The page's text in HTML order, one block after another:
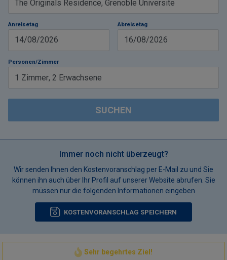
Anreisetag
14/08/2026
Abreisetag
16/08/2026
Personen/Zimmer
1 Zimmer, 2 Erwachsene
SUCHEN
Immer noch nicht überzeugt?
Wir senden Ihnen den Kostenvoranschlag per E-Mail zu und Sie
können ihn auch über Ihr Profil auf unserer Website abrufen. Sie
müssen nur die folgenden Informationen eingeben
KOSTENVORANSCHLAG SPEICHERN
Sehr begehrtes Ziel!